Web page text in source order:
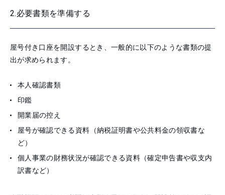
2.必要書類を準備する
屋号付き口座を開設するとき、一般的に以下のような書類の提
出が求められます。
本人確認書類
印鑑
開業届の控え
屋号が確認できる資料（納税証明書や公共料金の領収書な
ど）
個人事業の財務状況が確認できる資料（確定申告書や収支内
訳書など）